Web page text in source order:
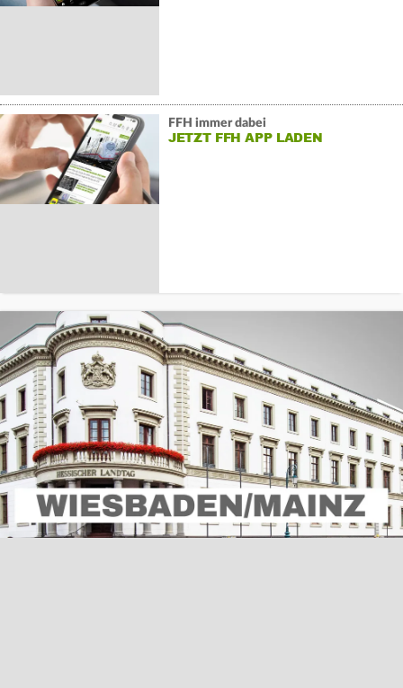
FFH immer dabei
JETZT FFH APP LADEN